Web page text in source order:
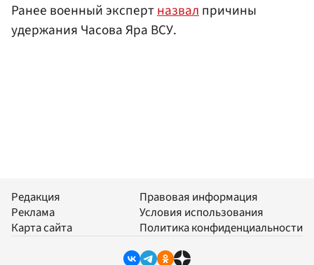
Ранее военный экспертназвалпричины
удержания Часова Яра ВСУ.
Редакция
Реклама
Карта сайта
Правовая информация
Условия использования
Политика конфиденциальности